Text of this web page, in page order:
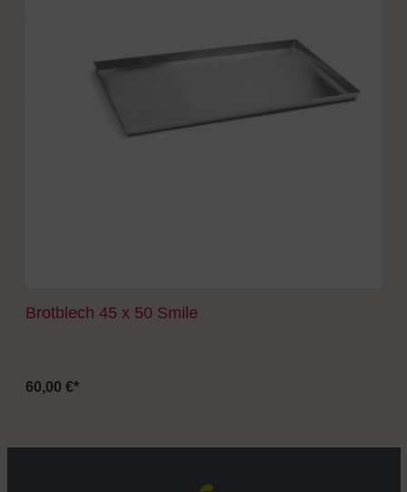
Brotblech 45 x 50 Smile
60,00 €*